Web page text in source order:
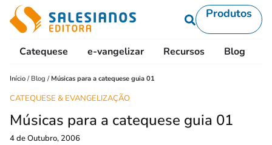
Produtos
Catequese e-vangelizar Recursos Blog
Início / Blog / Músicas para a catequese guia 01
CATEQUESE & EVANGELIZAÇÃO
Músicas para a catequese guia 01
4 de Outubro, 2006